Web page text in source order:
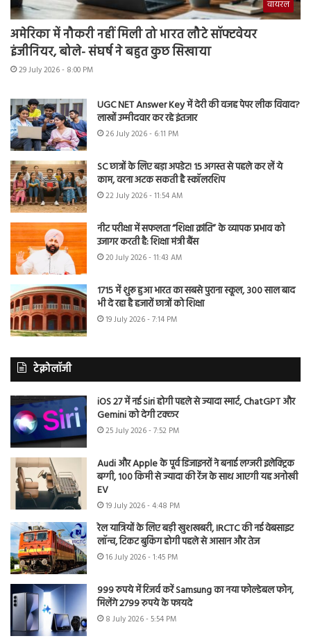
वायरल
अमेरिका में नौकरी नहीं मिली तो भारत लौटे सॉफ्टवेयर
इंजीनियर, बोले- संघर्ष ने बहुत कुछ सिखाया
29 July 2026 - 8:00 PM
UGC NET Answer Key में देरी की वजह पेपर लीक विवाद?
लाखों उम्मीदवार कर रहे इंतजार
26 July 2026 - 6:11 PM
SC छात्रों के लिए बड़ा अपडेट! 15 अगस्त से पहले कर लें ये
काम, वरना अटक सकती है स्कॉलरशिप
22 July 2026 - 11:54 AM
नीट परीक्षा में सफलता “शिक्षा क्रांति” के व्यापक प्रभाव को
उजागर करती है: शिक्षा मंत्री बैंस
20 July 2026 - 11:43 AM
1715 में शुरू हुआ भारत का सबसे पुराना स्कूल, 300 साल बाद
भी दे रहा है हजारों छात्रों को शिक्षा
19 July 2026 - 7:14 PM
टेक्नोलॉजी
iOS 27 में नई Siri होगी पहले से ज्यादा स्मार्ट, ChatGPT और
Gemini को देगी टक्कर
25 July 2026 - 7:52 PM
Audi और Apple के पूर्व डिजाइनरों ने बनाई लग्जरी इलेक्ट्रिक
बग्गी, 100 किमी से ज्यादा की रेंज के साथ आएगी यह अनोखी
EV
19 July 2026 - 4:48 PM
रेल यात्रियों के लिए बड़ी खुशखबरी, IRCTC की नई वेबसाइट
लॉन्च, टिकट बुकिंग होगी पहले से आसान और तेज
16 July 2026 - 1:45 PM
999 रुपये में रिजर्व करें Samsung का नया फोल्डेबल फोन,
मिलेंगे 2799 रुपये के फायदे
8 July 2026 - 5:54 PM